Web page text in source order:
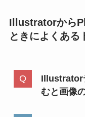
Illustratorから
ときによくある
Illustrator
むと画像